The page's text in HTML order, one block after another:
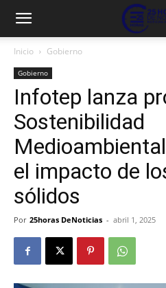
Inicio Gobierno
Gobierno
Infotep lanza
Sostenibilidad
el impacto de
sólidos
Por 25horas DeNoticias - abril 1, 2025